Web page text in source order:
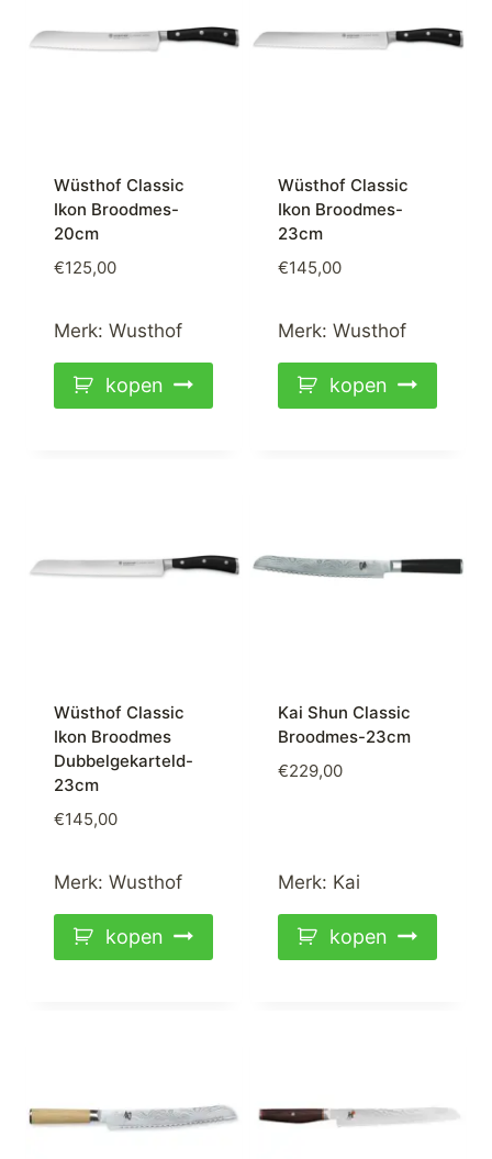
Wüsthof Classic
Ikon Broodmes-
20cm
€125,00
Merk: Wusthof
kopen
Wüsthof Classic
Ikon Broodmes-
23cm
€145,00
Merk: Wusthof
kopen
Wüsthof Classic
Ikon Broodmes
Dubbelgekarteld-
23cm
€145,00
Merk: Wusthof
kopen
Kai Shun Classic
Broodmes-23cm
€229,00
Merk: Kai
kopen